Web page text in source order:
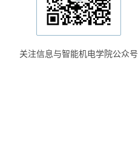
关注信息与智能机电学院公众号